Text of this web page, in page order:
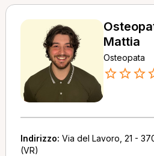
Mattia
Osteopata
Indirizzo: Via del Lavoro, 21 -
(VR)